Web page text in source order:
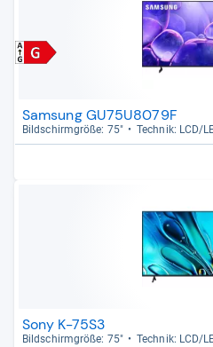
Samsung GU75U8079F
Bild­schirm­größe: 75" Tech­nik: LCD/
Sony K-75S3
Bild­schirm­größe: 75" Tech­nik: LCD/